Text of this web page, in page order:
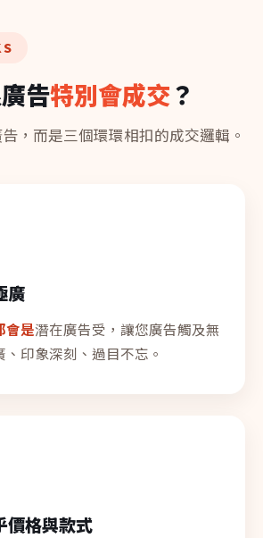
告特別會成交？
，而是三個環環相扣的成交邏輯。
廣
會是潛在廣告受，讓您廣告觸及無
印象深刻、過目不忘。
價格與款式